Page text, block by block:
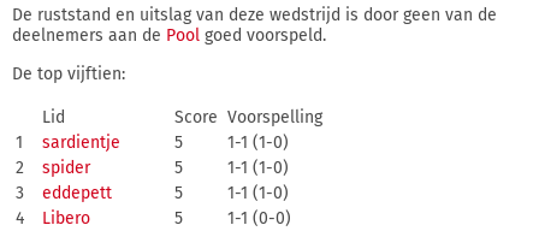
De ruststand en uitslag van deze wedstrijd is door geen van de
deelnemers aan de Pool goed voorspeld.
De top vijftien:
Lid Score Voorspelling
1
sardientje 5
1-1 (1-0)
2
spider 5
1-1 (1-0)
3
eddepett 5
1-1 (1-0)
4
Libero 5
1-1 (0-0)